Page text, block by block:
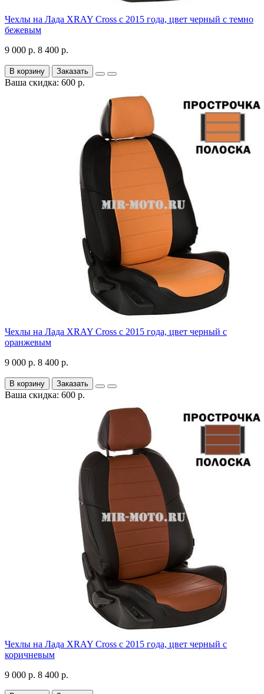
Чехлы на Лада XRAY Cross с 2015 года, цвет черный с темно
бежевым
9 000 р. 8 400 р.
В корзину Заказать
Ваша скидка: 600 р.
Чехлы на Лада XRAY Cross с 2015 года, цвет черный с
оранжевым
9 000 р. 8 400 р.
В корзину Заказать
Ваша скидка: 600 р.
Чехлы на Лада XRAY Cross с 2015 года, цвет черный с
коричневым
9 000 р. 8 400 р.